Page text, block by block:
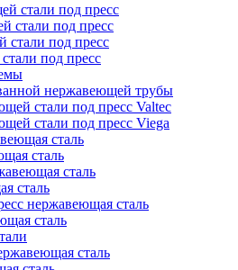
стали под пресс
стали под пресс
стали под пресс
под пресс
нержавеющей трубы
стали под пресс Valtec
стали под пресс Viega
сталь
сталь
сталь
сталь
нержавеющая сталь
сталь
сталь